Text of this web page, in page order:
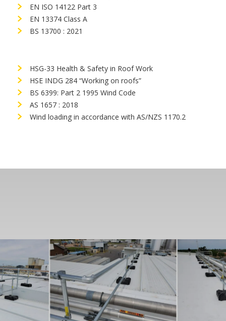
EN ISO 14122 Part 3
EN 13374 Class A
BS 13700 : 2021
HSG-33 Health & Safety in Roof Work
HSE INDG 284 “Working on roofs”
BS 6399: Part 2 1995 Wind Code
AS 1657 : 2018
Wind loading in accordance with AS/NZS 1170.2